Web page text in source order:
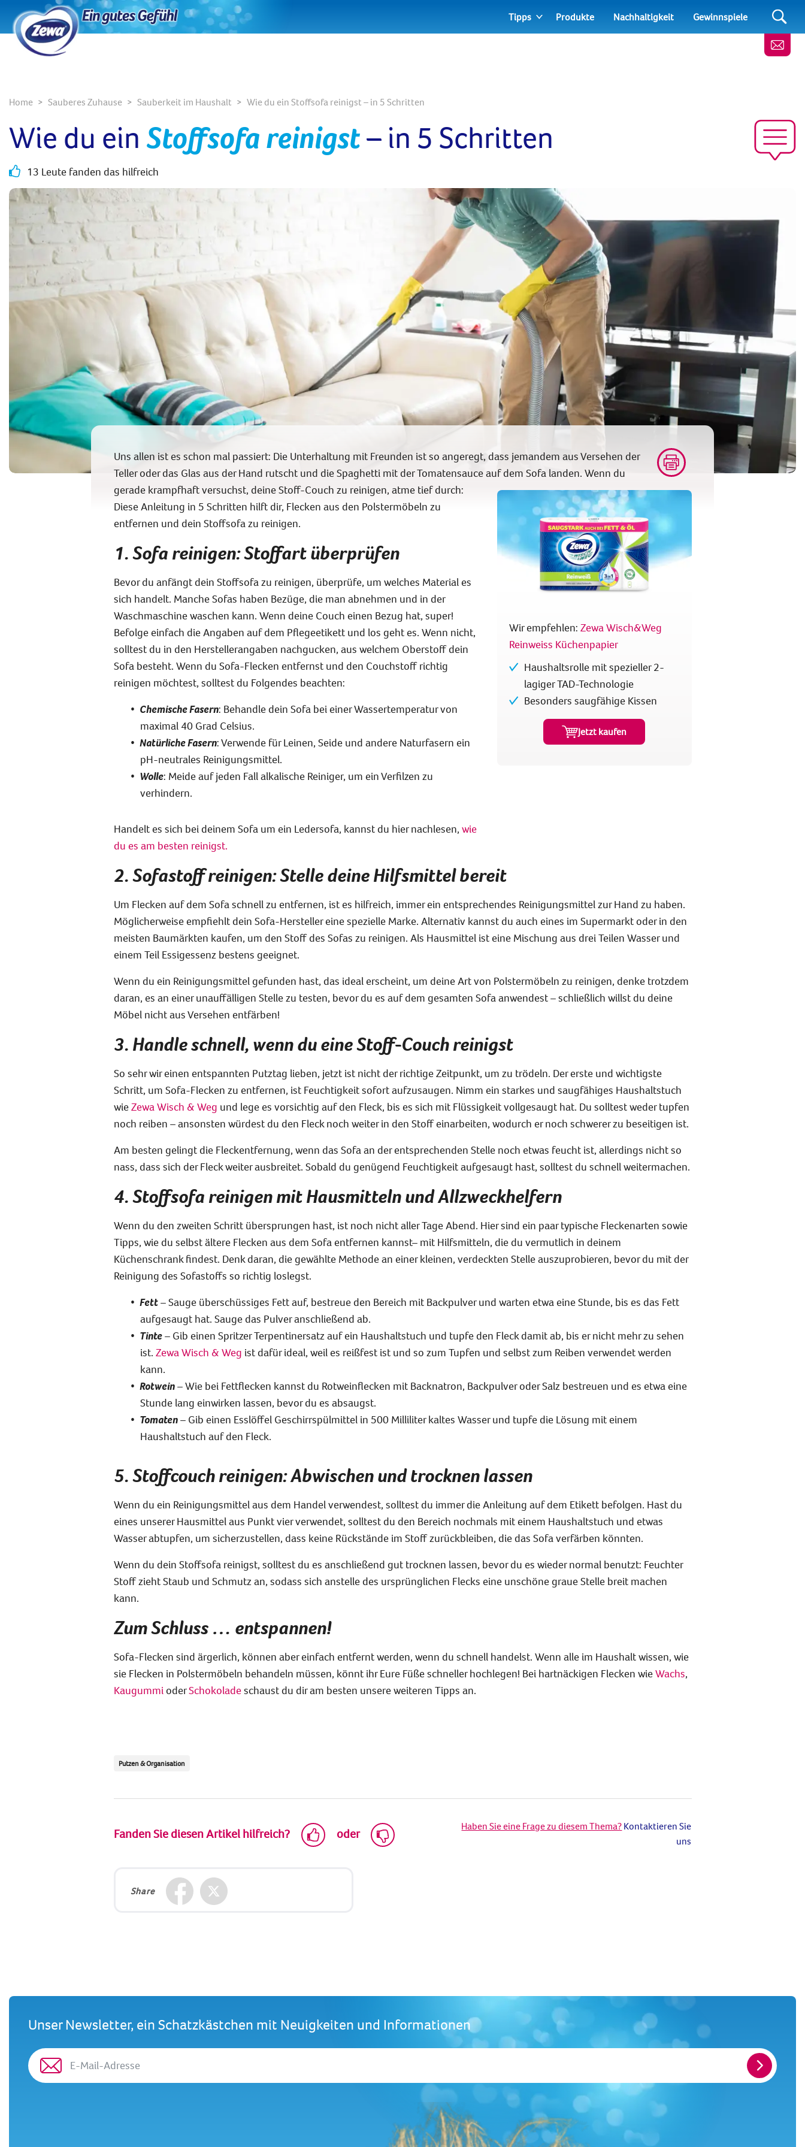
Tipps Produkte Nachhaltigkeit Gewinnspiele
Home Sauberes Zuhause Sauberkeit im Haushalt Wie du ein Stoffsofa reinigst – in 5 Schritten
Wie du ein Stoffsofa reinigst– in 5 Schritten
13 Leute fanden das hilfreich
Wir empfehlen: Zewa Wisch&Weg
Reinweiss Küchenpapier
Haushaltsrolle mit spezieller 2-
lagiger TAD-Technologie
Besonders saugfähige Kissen
Jetzt kaufen
Uns allen ist es schon mal passiert: Die Unterhaltung mit Freunden ist so angeregt, dass jemandem aus Versehen der
Teller oder das Glas aus der Hand rutscht und die Spaghetti mit der Tomatensauce aufdem Sofa landen. Wenn du
gerade krampfhaft versuchst, deine Stoff-Couch zu reinigen, atme tief durch:
Diese Anleitung in 5 Schritten hilft dir, Flecken aus den Polstermöbeln zu
entfernen und dein Stoffsofa zu reinigen.
1. Sofa reinigen: Stoffart überprüfen
Bevor du anfängt dein Stoffsofa zu reinigen, überprüfe, um welches Material es
sich handelt. Manche Sofas haben Bezüge, die man abnehmen und in der
Waschmaschine waschen kann. Wenn deine Couch einen Bezug hat, super!
Befolge einfach die Angaben auf dem Pflegeetikett und los geht es. Wenn nicht,
solltest du in den Herstellerangaben nachgucken, aus welchem Oberstoff dein
Sofa besteht. Wenn du Sofa-Flecken entfernst und den Couchstoff richtig
reinigen möchtest, solltest du Folgendes beachten:
Chemische Fasern: Behandle dein Sofa bei einer Wassertemperatur von
maximal 40 Grad Celsius.
Natürliche Fasern: Verwende für Leinen, Seide und andere Naturfasern ein
pH-neutrales Reinigungsmittel.
Wolle: Meide auf jeden Fall alkalische Reiniger, um ein Verfilzen zu
verhindern.
Handelt es sich bei deinem Sofa um ein Ledersofa, kannst du hier nachlesen, wie
du es am besten reinigst.
2. Sofastoff reinigen: Stelle deine Hilfsmittel bereit
Um Flecken auf dem Sofa schnell zu entfernen, ist es hilfreich, immer ein entsprechendes Reinigungsmittel zur Hand zu haben.
Möglicherweise empfiehlt dein Sofa-Hersteller eine spezielle Marke. Alternativ kannst du auch eines im Supermarkt oder in den
meisten Baumärkten kaufen, um den Stoff des Sofas zu reinigen. Als Hausmittel ist eine Mischung aus drei Teilen Wasser und
einem Teil Essigessenz bestens geeignet.
Wenn du ein Reinigungsmittel gefunden hast, das ideal erscheint, um deine Art von Polstermöbeln zu reinigen, denke trotzdem
daran, es an einer unauffälligen Stelle zu testen, bevor du es auf dem gesamten Sofa anwendest – schließlich willst du deine
Möbel nicht aus Versehen entfärben!
3. Handle schnell, wenn du eine Stoff-Couch reinigst
So sehr wir einen entspannten Putztag lieben, jetzt ist nicht der richtige Zeitpunkt, um zu trödeln. Der erste und wichtigste
Schritt, um Sofa-Flecken zu entfernen, ist Feuchtigkeit sofort aufzusaugen. Nimm ein starkes und saugfähiges Haushaltstuch
wieZewa Wisch & Weg und lege es vorsichtig auf den Fleck, bis es sich mit Flüssigkeit vollgesaugt hat. Du solltest weder tupfen
noch reiben – ansonsten würdest du den Fleck noch weiter in den Stoff einarbeiten, wodurch er noch schwerer zu beseitigen ist.
Am besten gelingt die Fleckentfernung, wenn das Sofa an der entsprechenden Stelle noch etwas feucht ist, allerdings nicht so
nass, dass sich der Fleck weiter ausbreitet. Sobald du genügend Feuchtigkeit aufgesaugt hast, solltest du schnell weitermachen.
4. Stoffsofa reinigen mit Hausmitteln und Allzweckhelfern
Wenn du den zweiten Schritt übersprungen hast, ist noch nicht aller Tage Abend. Hier sind ein paar typische Fleckenarten sowie
Tipps, wie du selbst ältere Flecken aus dem Sofa entfernen kannst– mit Hilfsmitteln, die du vermutlich in deinem
Küchenschrank findest. Denk daran, die gewählte Methode an einer kleinen, verdeckten Stelle auszuprobieren, bevor du mit der
Reinigung des Sofastoffs so richtig loslegst.
Fett– Sauge überschüssiges Fett auf, bestreue den Bereich mit Backpulver und warten etwa eine Stunde, bis es das Fett
aufgesaugt hat. Sauge das Pulver anschließend ab.
Tinte– Gib einen Spritzer Terpentinersatz auf ein Haushaltstuch und tupfe den Fleck damit ab, bis er nicht mehr zu sehen
ist. Zewa Wisch & Weg ist dafür ideal, weil es reißfest ist und so zum Tupfen und selbst zum Reiben verwendet werden
kann.
Rotwein– Wie bei Fettflecken kannst du Rotweinflecken mit Backnatron, Backpulver oder Salz bestreuen und es etwa eine
Stunde lang einwirken lassen, bevor du es absaugst.
Tomaten– Gib einen Esslöffel Geschirrspülmittel in 500 Milliliter kaltes Wasser und tupfe die Lösung mit einem
Haushaltstuch auf den Fleck.
5. Stoffcouch reinigen: Abwischen und trocknen lassen
Wenn du ein Reinigungsmittel aus dem Handel verwendest, solltest du immer die Anleitung auf dem Etikett befolgen. Hast du
eines unserer Hausmittel aus Punkt vier verwendet, solltest du den Bereich nochmals mit einem Haushaltstuch und etwas
Wasser abtupfen, um sicherzustellen, dass keine Rückstände im Stoff zurückbleiben, die das Sofa verfärben könnten.
Wenn du dein Stoffsofa reinigst, solltest du es anschließend gut trocknen lassen, bevor du es wieder normal benutzt: Feuchter
Stoff zieht Staub und Schmutz an, sodass sich anstelle des ursprünglichen Flecks eine unschöne graue Stelle breit machen
kann.
Zum Schluss … entspannen!
Sofa-Flecken sind ärgerlich, können aber einfach entfernt werden, wenn du schnell handelst. Wenn alle im Haushalt wissen, wie
sie Flecken in Polstermöbeln behandeln müssen, könnt ihr Eure Füße schneller hochlegen! Bei hartnäckigen Flecken wieWachs,
Kaugummi oderSchokoladeschaust du dir am besten unsere weiteren Tipps an.
Putzen & Organisation
Fanden Sie diesen Artikel hilfreich? oder Haben Sie eine Frage zu diesem Thema? Kontaktieren Sie
uns
Share
Unser Newsletter, ein Schatzkästchen mit Neuigkeiten und Informationen
E-
Mail-